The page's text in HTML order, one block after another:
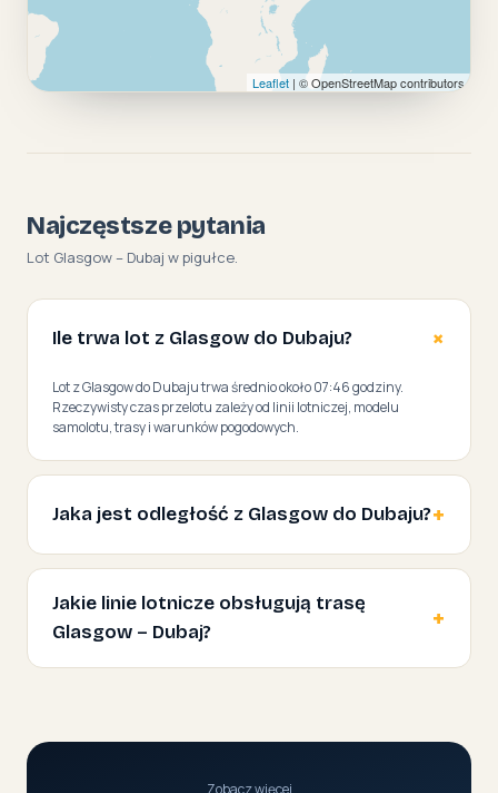
Leaflet | © OpenStreetMap contributors
Najczęstsze pytania
Lot Glasgow – Dubaj w pigułce.
Ile trwa lot z Glasgow do Dubaju?
Lot z Glasgow do Dubaju trwa średnio około 07:46 godziny.
Rzeczywisty czas przelotu zależy od linii lotniczej, modelu
samolotu, trasy i warunków pogodowych.
Jaka jest odległość z Glasgow do Dubaju?
Jakie linie lotnicze obsługują trasę
Glasgow – Dubaj?
Zobacz więcej